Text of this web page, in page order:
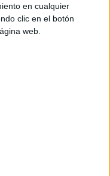
en cualquier
clic en el botón
web.
y otras 159
Santa.